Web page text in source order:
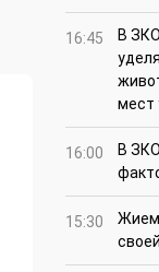
16:45
В
мест
16:00
В
15:30